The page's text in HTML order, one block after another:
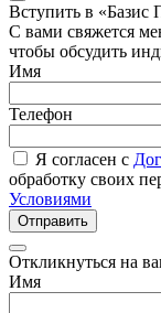
Вступить в «Базис
С вами свяжется
чтобы обсудить
Имя
Телефон
Я согласен с
обработку своих
Условиями
Отправить
Откликнуться на
Имя